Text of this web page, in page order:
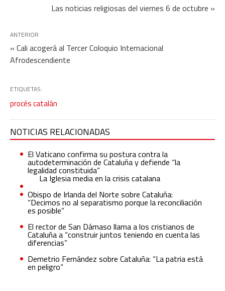
Las noticias religiosas del viernes 6 de octubre »
ANTERIOR
« Cali acogerá al Tercer Coloquio Internacional
Afrodescendiente
ETIQUETAS:
procés catalán
NOTICIAS RELACIONADAS
El Vaticano confirma su postura contra la
autodeterminación de Cataluña y defiende “la
legalidad constituida”
La Iglesia media en la crisis catalana
Obispo de Irlanda del Norte sobre Cataluña:
“Decimos no al separatismo porque la reconciliación
es posible”
El rector de San Dámaso llama a los cristianos de
Cataluña a “construir juntos teniendo en cuenta las
diferencias”
Demetrio Fernández sobre Cataluña: “La patria está
en peligro”